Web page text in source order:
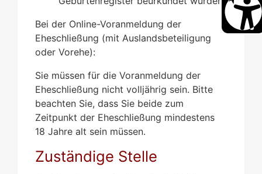
Bei der Online-Voranmeldung der
Eheschließung (mit Auslandsbeteiligung
oder Vorehe):
Sie müssen für die Voranmeldung der
Eheschließung nicht volljährig sein. Bitte
beachten Sie, dass Sie beide zum
Zeitpunkt der Eheschließung mindestens
18 Jahre alt sein müssen.
Zuständige Stelle